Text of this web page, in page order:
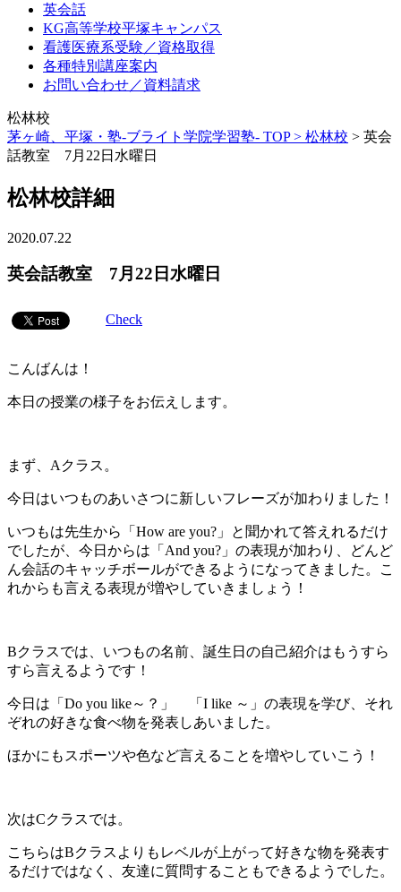
英会話
KG高等学校平塚キャンパス
看護医療系受験／資格取得
各種特別講座案内
お問い合わせ／資料請求
松林校
茅ヶ崎、平塚・塾-ブライト学院学習塾- TOP > 松林校 > 英会
話教室 7月22日水曜日
松林校詳細
2020.07.22
英会話教室 7月22日水曜日
Check
こんばんは！
本日の授業の様子をお伝えします。
まず、Aクラス。
今日はいつものあいさつに新しいフレーズが加わりました！
いつもは先生から「How are you?」と聞かれて答えれるだけ
でしたが、今日からは「And you?」の表現が加わり、どんど
ん会話のキャッチボールができるようになってきました。こ
れからも言える表現が増やしていきましょう！
Bクラスでは、いつもの名前、誕生日の自己紹介はもうすら
すら言えるようです！
今日は「Do you like～？」 「I like ～」の表現を学び、それ
ぞれの好きな食べ物を発表しあいました。
ほかにもスポーツや色など言えることを増やしていこう！
次はCクラスでは。
こちらはBクラスよりもレベルが上がって好きな物を発表す
るだけではなく、友達に質問することもできるようでした。